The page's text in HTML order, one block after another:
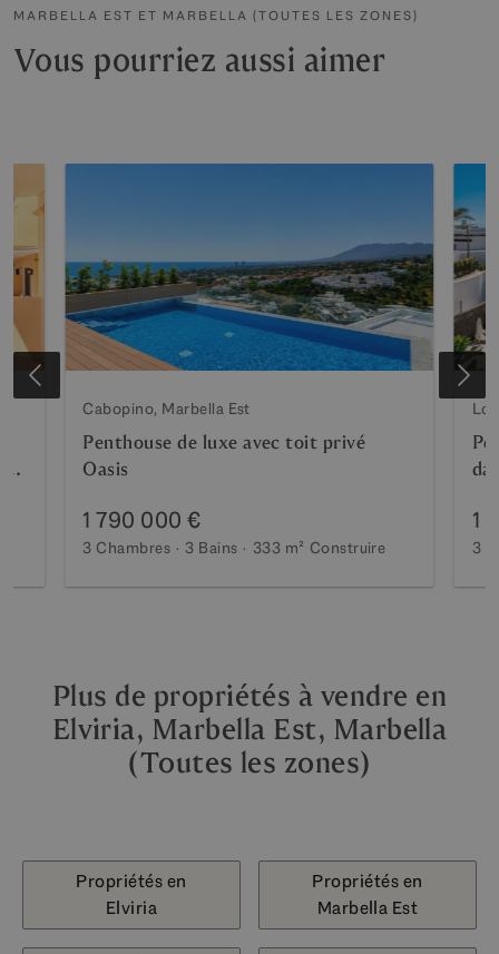
MARBELLA EST ET MARBELLA (TOUTES LES ZONES)
Vous pourriez aussi aimer
Cabopino, Marbella Est
Penthouse de luxe avec toit privé
Oasis
1 790 000 €
3 Chambres 3 Bains 333 m² Construire
1
3
Plus de propriétés à vendre en
Elviria, Marbella Est, Marbella
(Toutes les zones)
Propriétés en
Elviria
Propriétés en
Marbella Est